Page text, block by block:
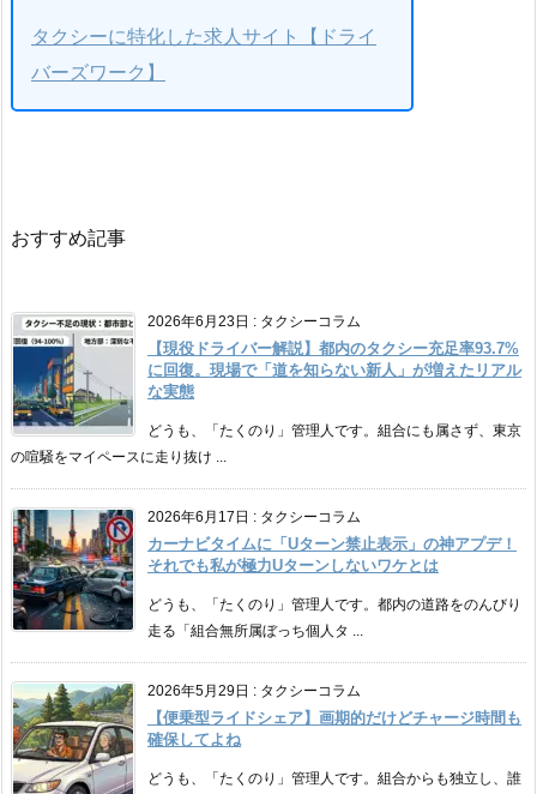
タクシーに特化した求人サイト【ドライ
バーズワーク】
おすすめ記事
2026年6月23日 : タクシーコラム
【現役ドライバー解説】都内のタクシー充足率93.7%
に回復。現場で「道を知らない新人」が増えたリアル
な実態
どうも、「たくのり」管理人です。組合にも属さず、東京
の喧騒をマイペースに走り抜け ...
2026年6月17日 : タクシーコラム
カーナビタイムに「Uターン禁止表示」の神アプデ！
それでも私が極力Uターンしないワケとは
どうも、「たくのり」管理人です。都内の道路をのんびり
走る「組合無所属ぼっち個人タ ...
2026年5月29日 : タクシーコラム
【便乗型ライドシェア】画期的だけどチャージ時間も
確保してよね
どうも、「たくのり」管理人です。組合からも独立し、誰